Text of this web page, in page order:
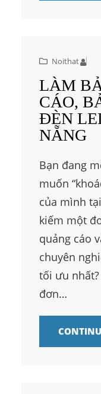
Noithat
LÀM
CÁO,
ĐÈN
NẴNG
Bạn đang
muốn
của mình
kiếm một
quảng cáo
chuyên
tối ưu
đơn…